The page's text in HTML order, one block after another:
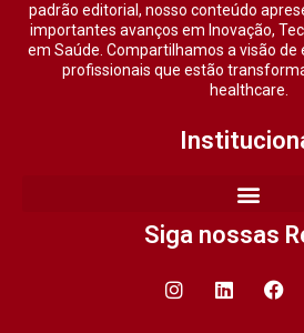
padrão editorial, nosso conteúdo
importantes avanços em Inovação,
em Saúde. Compartilhamos a visão de
profissionais que estão
healthcare.
Siga nossas